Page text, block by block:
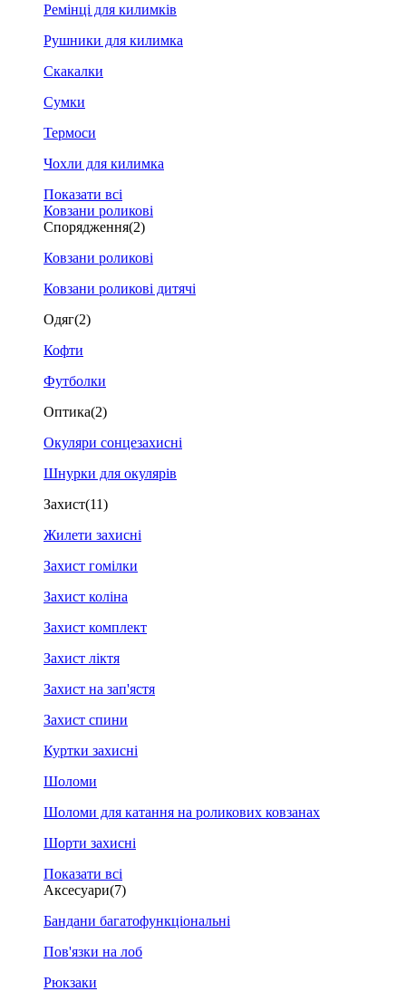
Ремінці для килимків
Рушники для килимка
Скакалки
Сумки
Термоси
Чохли для килимка
Показати всі
Ковзани роликові
Спорядження(2)
Ковзани роликові
Ковзани роликові дитячі
Одяг(2)
Кофти
Футболки
Оптика(2)
Окуляри сонцезахисні
Шнурки для окулярів
Захист(11)
Жилети захисні
Захист гомілки
Захист коліна
Захист комплект
Захист ліктя
Захист на зап'ястя
Захист спини
Куртки захисні
Шоломи
Шоломи для катання на роликових ковзанах
Шорти захисні
Показати всі
Аксесуари(7)
Бандани багатофункціональні
Пов'язки на лоб
Рюкзаки